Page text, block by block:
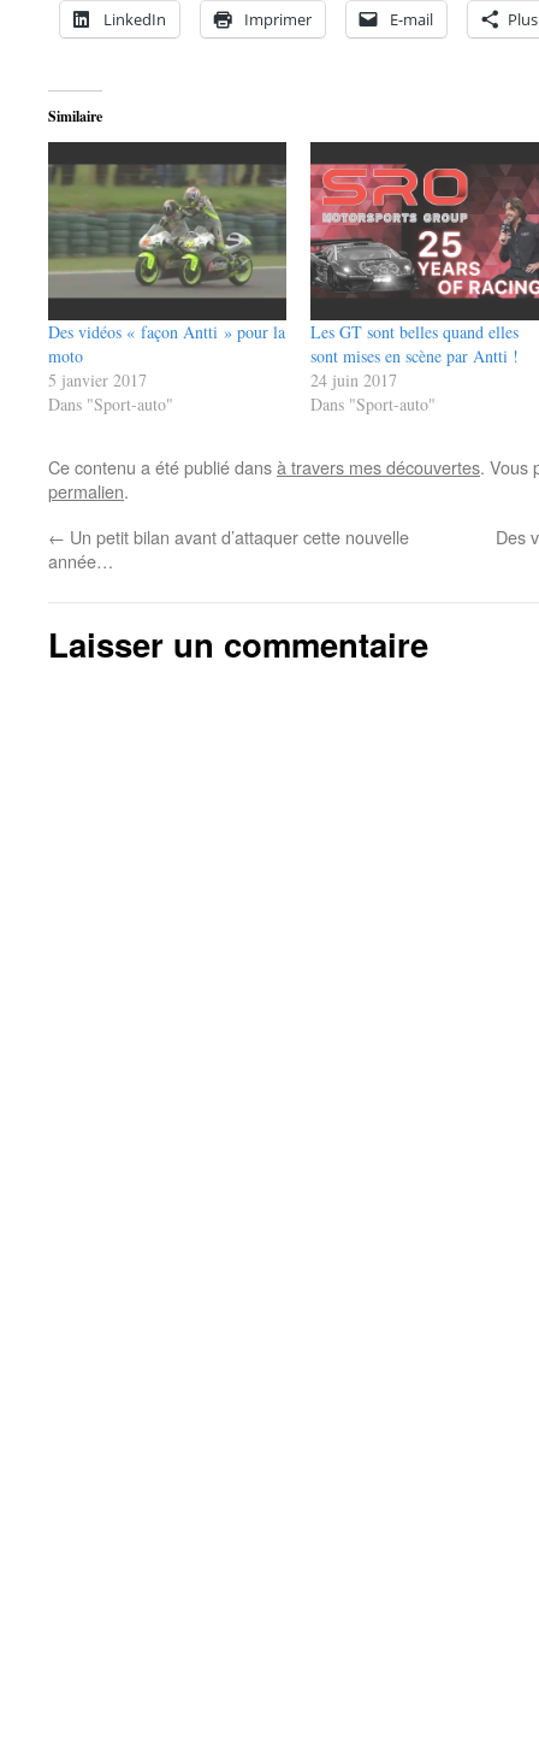
LinkedIn Imprimer E-mail Plus
Similaire
Des vidéos « façon Antti » pour la
moto
5 janvier 2017
Dans "Sport-auto"
Les GT sont belles quand elles
sont mises en scène par Antti !
24 juin 2017
Dans "Sport-auto"
Ce contenu a été publié dansà travers mes découvertes. Vous
permalien.
← Un petit bilan avant d’attaquer cette nouvelle
année…
Des
Laisser un commentaire